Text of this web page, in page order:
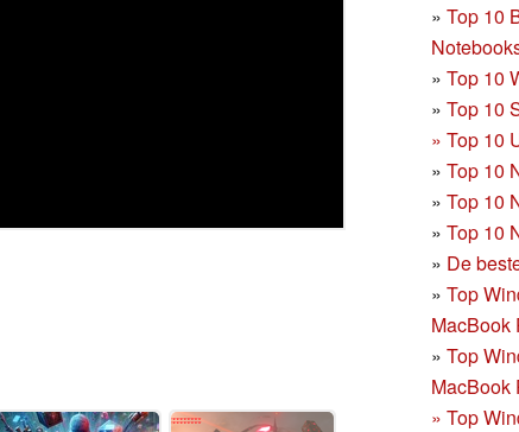
» Top 10
» Top 10
» Top 10
» Top 10
» Top 10
» Top 10
» Top 10
» De
» Top
MacBook
» Top
MacBook
» Top